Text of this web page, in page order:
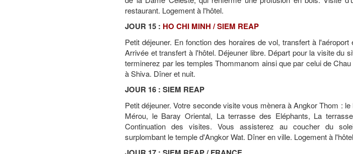
restaurant. Logement à l'hôtel.
JOUR 15 : HO CHI MINH / SIEM REAP
Petit déjeuner. En fonction des horaires de vol, transfert à
Arrivée et transfert à l'hôtel. Déjeuner libre. Départ pour la visite du
terminerez par les temples Thommanom ainsi que par celui de
à Shiva. Dîner et nuit.
JOUR 16 : SIEM REAP
Petit déjeuner. Votre seconde visite vous mènera à Angkor Thom :
Mérou, le Baray Oriental, La terrasse des Eléphants, La
Continuation des visites. Vous assisterez au coucher du
surplombant le temple d'Angkor Wat. Dîner en ville. Logement à